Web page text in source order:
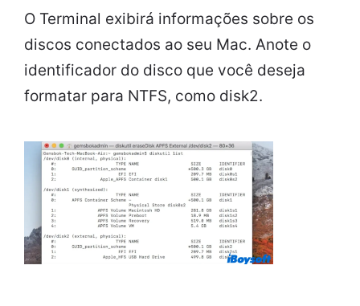
O Terminal exibirá informações sobre os
discos conectados ao seu Mac. Anote o
identificador do disco que você deseja
formatar para NTFS, como disk2.